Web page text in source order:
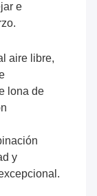
e
aire libre,
lona de
y